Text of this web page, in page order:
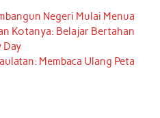
Negeri Mulai Menua
Kotanya: Belajar Bertahan
Day
Membaca Ulang Peta